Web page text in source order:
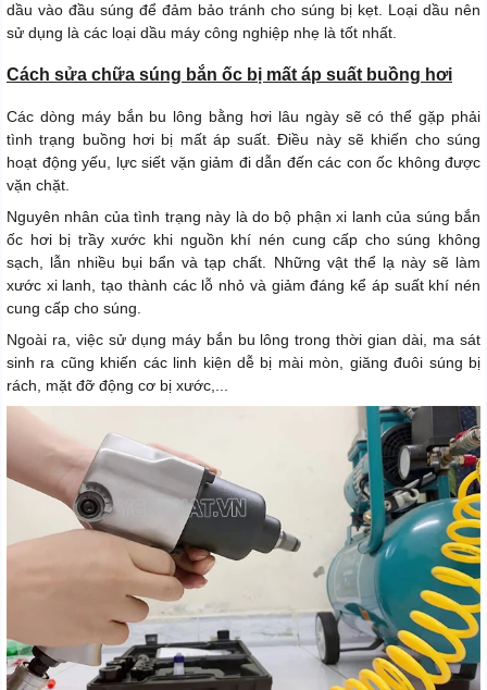
dầu vào đầu súng để đảm bảo tránh cho súng bị kẹt. Loại dầu nên
sử dụng là các loại dầu máy công nghiệp nhẹ là tốt nhất.
Cách sửa chữa súng bắn ốc bị mất áp suất buồng hơi
Các dòng máy bắn bu lông bằng hơi lâu ngày sẽ có thể gặp phải
tình trạng buồng hơi bị mất áp suất. Điều này sẽ khiến cho súng
hoạt động yếu, lực siết vặn giảm đi dẫn đến các con ốc không được
vặn chặt.
Nguyên nhân của tình trạng này là do bộ phận xi lanh của súng bắn
ốc hơi bị trầy xước khi nguồn khí nén cung cấp cho súng không
sạch, lẫn nhiều bụi bẩn và tạp chất. Những vật thể lạ này sẽ làm
xước xi lanh, tạo thành các lỗ nhỏ và giảm đáng kể áp suất khí nén
cung cấp cho súng.
Ngoài ra, việc sử dụng máy bắn bu lông trong thời gian dài, ma sát
sinh ra cũng khiến các linh kiện dễ bị mài mòn, giăng đuôi súng bị
rách, mặt đỡ động cơ bị xước,...